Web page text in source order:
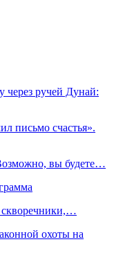
через ручей Дунай:
письмо счастья».
вы будете…
скворечники,…
охоты на